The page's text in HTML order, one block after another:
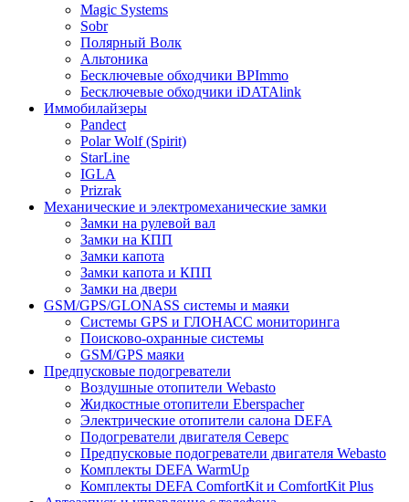
Magic Systems
Sobr
Полярный Волк
Альтоника
Бесключевые обходчики BPImmo
Бесключевые обходчики iDATAlink
Иммобилайзеры
Pandect
Polar Wolf (Spirit)
StarLine
IGLA
Prizrak
Механические и электромеханические замки
Замки на рулевой вал
Замки на КПП
Замки капота
Замки капота и КПП
Замки на двери
GSM/GPS/GLONASS системы и маяки
Системы GPS и ГЛОНАСС мониторинга
Поисково-охранные системы
GSM/GPS маяки
Предпусковые подогреватели
Воздушные отопители Webasto
Жидкостные отопители Eberspacher
Электрические отопители салона DEFA
Подогреватели двигателя Северс
Предпусковые подогреватели двигателя Webasto
Комплекты DEFA WarmUp
Комплекты DEFA ComfortKit и ComfortKit Plus